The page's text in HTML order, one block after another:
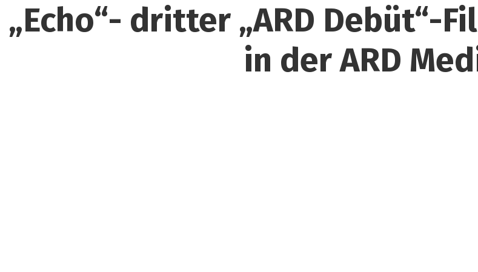
„Echo“- dritter „ARD Debüt“-
in der ARD